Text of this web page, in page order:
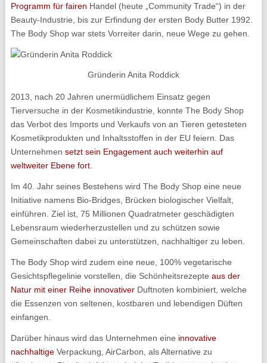
Programm für fairen Handel (heute „Community Trade“) in der
Beauty-Industrie, bis zur Erfindung der ersten Body Butter 1992.
The Body Shop war stets Vorreiter darin, neue Wege zu gehen.
Gründerin Anita Roddick
2013, nach 20 Jahren unermüdlichem Einsatz gegen
Tierversuche in der Kosmetikindustrie, konnte The Body Shop
das Verbot des Imports und Verkaufs von an Tieren getesteten
Kosmetikprodukten und Inhaltsstoffen in der EU feiern. Das
Unternehmen setzt sein Engagement auch weiterhin auf
weltweiter Ebene fort.
Im 40. Jahr seines Bestehens wird The Body Shop eine neue
Initiative namens Bio-Bridges, Brücken biologischer Vielfalt,
einführen. Ziel ist, 75 Millionen Quadratmeter geschädigten
Lebensraum wiederherzustellen und zu schützen sowie
Gemeinschaften dabei zu unterstützen, nachhaltiger zu leben.
The Body Shop wird zudem eine neue, 100% vegetarische
Gesichtspflegelinie vorstellen, die Schönheitsrezepte aus der
Natur mit einer Reihe innovativerDuftnoten kombiniert, welche
die Essenzen von seltenen, kostbaren und lebendigen Düften
einfangen.
Darüber hinaus wird das Unternehmen eine innovative
nachhaltigeVerpackung, AirCarbon, als Alternative zu